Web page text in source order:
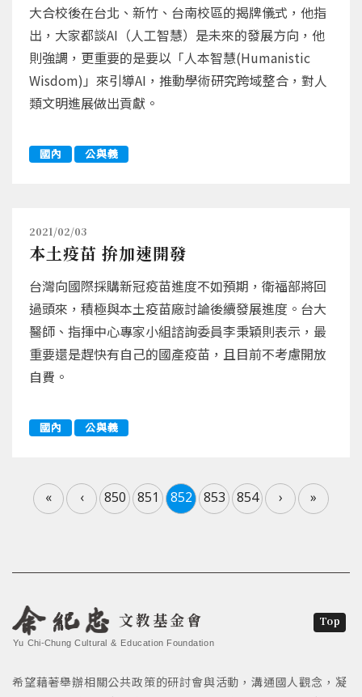
大合校後在台北、新竹、台南校區的揭牌儀式，他指
出，大家都談AI（人工智慧）是未來的發展方向，他
則強調，更重要的是要以「人本智慧(Humanistic
Wisdom)」來引導AI，推動學術研究跨域整合，對人
類文明進展做出貢獻。
國內 公與義
2021/02/03
本土疫苗 拚加速開發
台灣向國際採購新冠疫苗進度不如預期，衛福部將回
過頭來，積極與本土疫苗廠討論後續發展進度。台大
醫師、指揮中心專家小組諮詢委員李秉穎則表示，最
重要還是趕快有自己的國產疫苗，且目前不考慮開放
自費。
國內 公與義
« ‹ 850 851 852 853 854 › »
文教基金會
Yu Chi-Chung Cultural & Education Foundation
希望藉著舉辦相關公共政策的研討會與活動，溝通國人觀念，凝
Top